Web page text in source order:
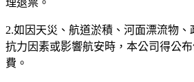
2.如因天災、航道淤積、河面漂流物
抗力因素或影響航安時，本公司得公
費。